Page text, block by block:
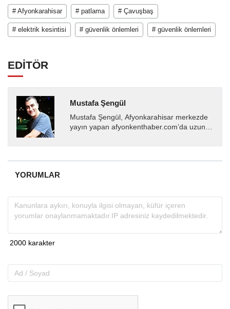
# Afyonkarahisar # patlama # Çavuşbaş
# elektrik kesintisi # güvenlik önlemleri # güvenlik önlemleri
EDİTÖR
Mustafa Şengül
Mustafa Şengül, Afyonkarahisar merkezde
yayın yapan afyonkenthaber.com’da uzun
almakta, haber akışı...
YORUMLAR